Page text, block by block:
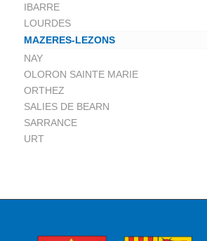
IBARRE
LOURDES
MAZERES-LEZONS
NAY
OLORON SAINTE MARIE
ORTHEZ
SALIES DE BEARN
SARRANCE
URT